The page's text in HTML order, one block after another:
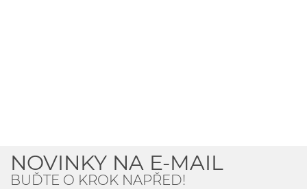
NOVINKY NA E-MAIL
BUĎTE O KROK NAPŘED!